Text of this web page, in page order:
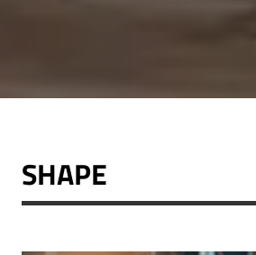
SHAPE